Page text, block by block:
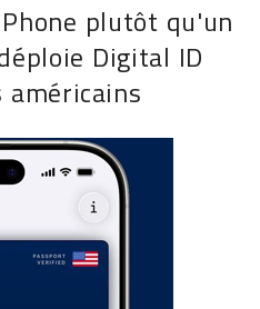
plutôt qu'un
Digital ID